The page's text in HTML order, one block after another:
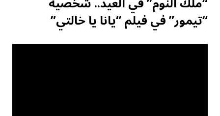
“تيمور” في فيلم “يانا يا خالتي”